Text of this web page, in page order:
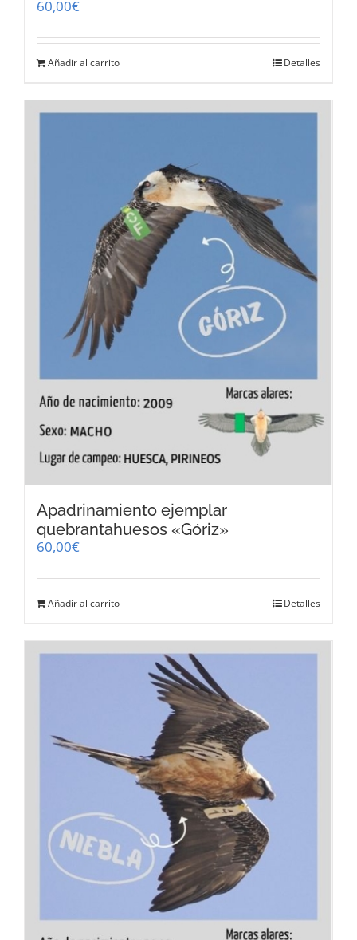
60,00€
Añadir al carrito Detalles
Apadrinamiento ejemplar
quebrantahuesos «Góriz»
60,00€
Añadir al carrito Detalles